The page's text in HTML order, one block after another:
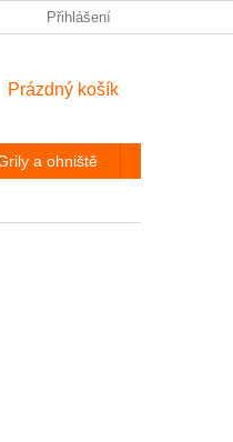
ÚDAJŮ ODSTOUPENÍ OD
Přihlášení
NÁKUPNÍ
Prázdný košík
a ohniště